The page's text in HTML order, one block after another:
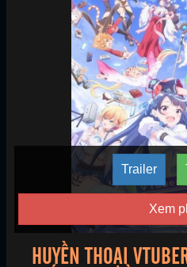
Trailer
Xem
HUYỀN THOẠI